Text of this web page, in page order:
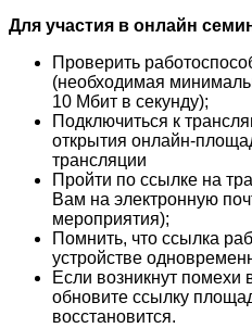
Для участия в онлайн
Проверить
(необходимая
10 Мбит в секунду);
Подключиться к
открытия онлайн-
трансляции
Пройти по ссылке на
Вам на электронную
мероприятия);
Помнить, что ссылка
устройстве
Если возникнут помехи
обновите ссылку
восстановится.